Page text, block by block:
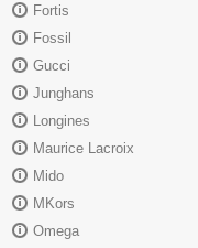
Fortis
Fossil
Gucci
Junghans
Longines
Maurice Lacroix
Mido
MKors
Omega